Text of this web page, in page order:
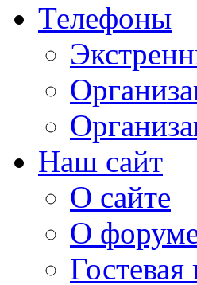
Телефоны
Наш сайт
О сайте
О
Гостевая